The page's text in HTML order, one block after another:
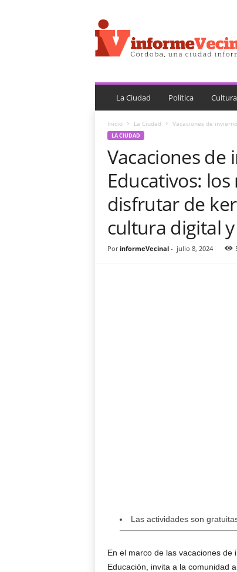
n
f
o
e
e
La Ciudad Política Cultura
Inicio La Ciudad Vacaciones de
LA CIUDAD
Vacaciones de
Educativos:
disfrutar de
cultura digital
Por informeVecinal- julio 8, 2024
Las actividades son
En el marco de las vacaciones
Educación, invita a la comunidad